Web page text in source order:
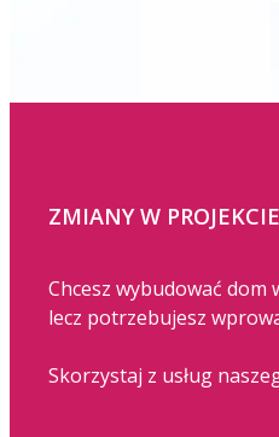
ZMIANY W PROJEKCIE
Chcesz wybudować dom
lecz potrzebujesz
Skorzystaj z usług